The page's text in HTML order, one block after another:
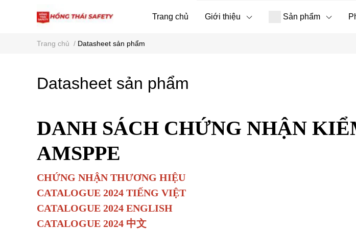
Trang chủ Giới thiệu Sản phẩm
Trang chủ / Datasheet sản phẩm
Datasheet sản phẩm
DANH SÁCH CHỨNG NHẬN
AMSPPE
CHỨNG NHẬN THƯƠNG HIỆU
CATALOGUE 2024 TIẾNG VIỆT
CATALOGUE 2024 ENGLISH
CATALOGUE 2024 中文